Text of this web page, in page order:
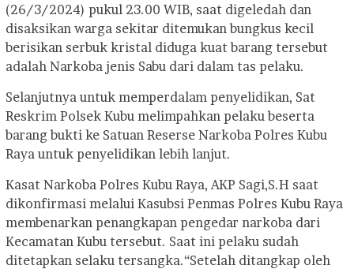
(26/3/2024) pukul 23.00 WIB, saat digeledah dan
disaksikan warga sekitar ditemukan bungkus kecil
berisikan serbuk kristal diduga kuat barang tersebut
adalah Narkoba jenis Sabu dari dalam tas pelaku.
Selanjutnya untuk memperdalam penyelidikan, Sat
Reskrim Polsek Kubu melimpahkan pelaku beserta
barang bukti ke Satuan Reserse Narkoba Polres Kubu
Raya untuk penyelidikan lebih lanjut.
Kasat Narkoba Polres Kubu Raya, AKP Sagi,S.H saat
dikonfirmasi melalui Kasubsi Penmas Polres Kubu Raya
membenarkan penangkapan pengedar narkoba dari
Kecamatan Kubu tersebut. Saat ini pelaku sudah
ditetapkan selaku tersangka.“Setelah ditangkap oleh